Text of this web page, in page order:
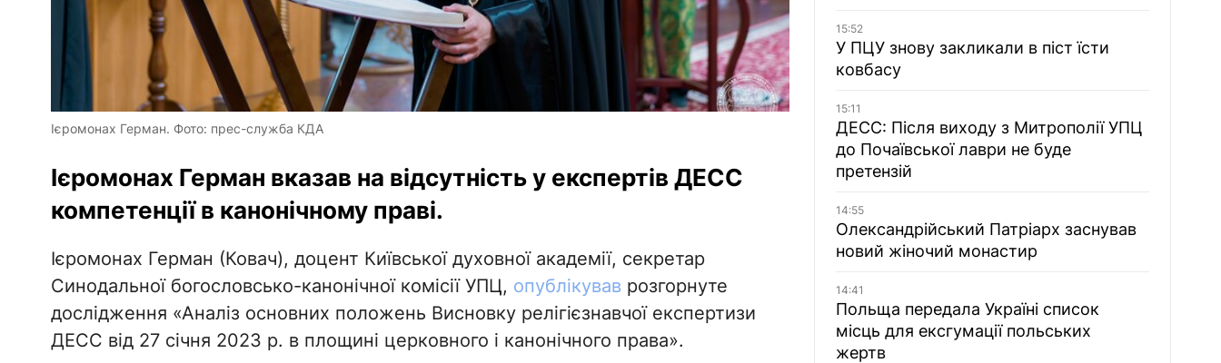
Ієромонах Герман. Фото: прес-служба КДА
Ієромонах Герман вказав на відсутність у експертів ДЕСС
компетенції в канонічному праві.
Ієромонах Герман (Ковач), доцент Київської духовної академії, секретар
Синодальної богословсько-канонічної комісії УПЦ, опублікував розгорнуте
дослідження «Аналіз основних положень Висновку релігієзнавчої експертизи
ДЕСС від 27 січня 2023 р. в площині церковного і канонічного права».
15:52
У ПЦУ знову закликали в піст їсти
ковбасу
15:11
ДЕСС: Після виходу з Митрополії УПЦ
до Почаївської лаври не буде
претензій
14:55
Олександрійський Патріарх заснував
новий жіночий монастир
14:41
Польща передала Україні список
місць для ексгумації польських
жертв